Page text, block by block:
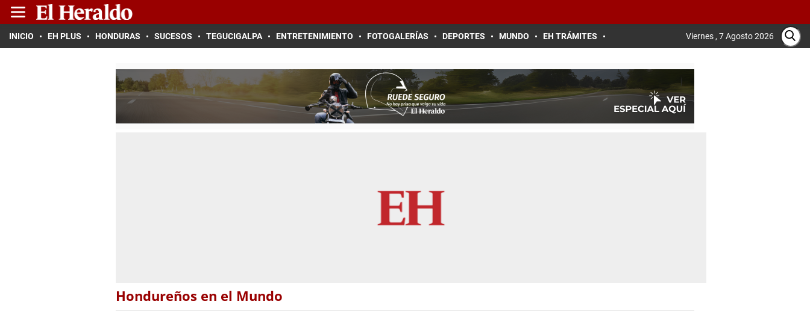
INICIO EH PLUS HONDURAS SUCESOS TEGUCIGALPA ENTRETENIMIENTO FOTOGALERÍAS DEPORTES MUNDO EH TRÁMITES Viernes , 7 Agosto 2026
Hondureños en el Mundo